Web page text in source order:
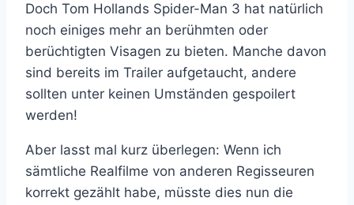
Doch Tom Hollands Spider-Man 3 hat natürlich
noch einiges mehr an berühmten oder
berüchtigten Visagen zu bieten. Manche davon
sind bereits im Trailer aufgetaucht, andere
sollten unter keinen Umständen gespoilert
werden!
Aber lasst mal kurz überlegen: Wenn ich
sämtliche Realfilme von anderen Regisseuren
korrekt gezählt habe, müsste dies nun die